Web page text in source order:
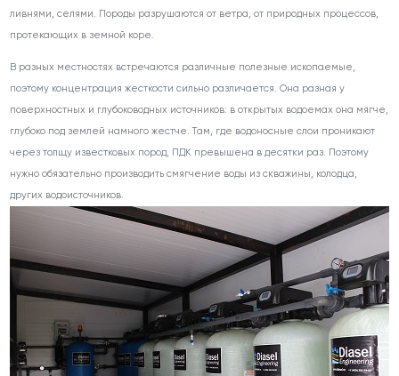
ливнями, селями. Породы разрушаются от ветра, от природных процессов,
протекающих в земной коре.
В разных местностях встречаются различные полезные ископаемые,
поэтому концентрация жесткости сильно различается. Она разная у
поверхностных и глубоководных источников: в открытых водоемах она мягче,
глубоко под землей намного жестче. Там, где водоносные слои проникают
через толщу известковых пород, ПДК превышена в десятки раз. Поэтому
нужно обязательно производить смягчение воды из скважины, колодца,
других водоисточников.